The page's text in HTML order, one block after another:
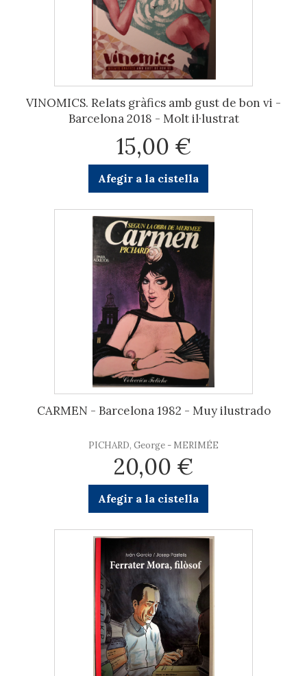
VINOMICS. Relats gràfics amb gust de bon vi -
Barcelona 2018 - Molt il·lustrat
15,00 €
Afegir a la cistella
CARMEN - Barcelona 1982 - Muy ilustrado
PICHARD, George - MERIMÉE
20,00 €
Afegir a la cistella